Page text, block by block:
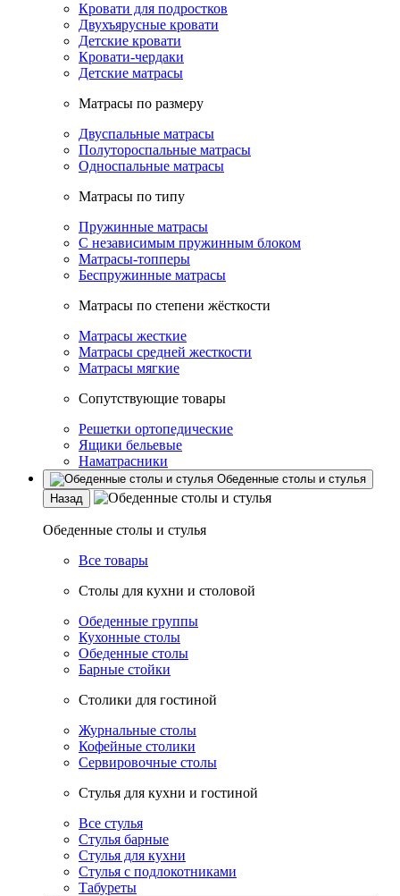
Кровати для подростков
Двухъярусные кровати
Детские кровати
Кровати-чердаки
Детские матрасы
Матрасы по размеру
Двуспальные матрасы
Полутороспальные матрасы
Односпальные матрасы
Матрасы по типу
Пружинные матрасы
С независимым пружинным блоком
Матрасы-топперы
Беспружинные матрасы
Матрасы по степени жёсткости
Матрасы жесткие
Матрасы средней жесткости
Матрасы мягкие
Сопутствующие товары
Решетки ортопедические
Ящики бельевые
Наматрасники
Обеденные столы и стулья
Назад
Обеденные столы и стулья
Все товары
Столы для кухни и столовой
Обеденные группы
Кухонные столы
Обеденные столы
Барные стойки
Столики для гостиной
Журнальные столы
Кофейные столики
Сервировочные столы
Стулья для кухни и гостиной
Все стулья
Стулья барные
Стулья для кухни
Стулья с подлокотниками
Табуреты